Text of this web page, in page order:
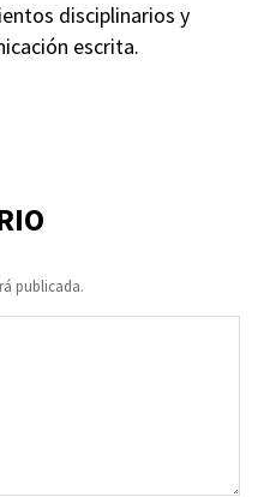
disciplinarios y
escrita.
publicada.